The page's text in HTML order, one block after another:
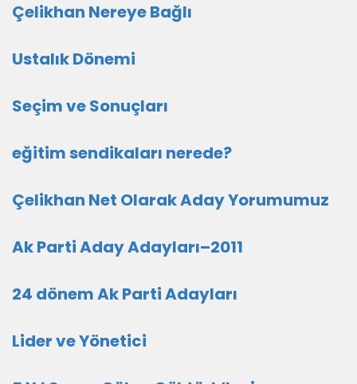
Çelikhan Nereye Bağlı
Ustalık Dönemi
Seçim ve Sonuçları
eğitim sendikaları nerede?
Çelikhan Net Olarak Aday Yorumumuz
Ak Parti Aday Adayları–2011
24 dönem Ak Parti Adayları
Lider ve Yönetici